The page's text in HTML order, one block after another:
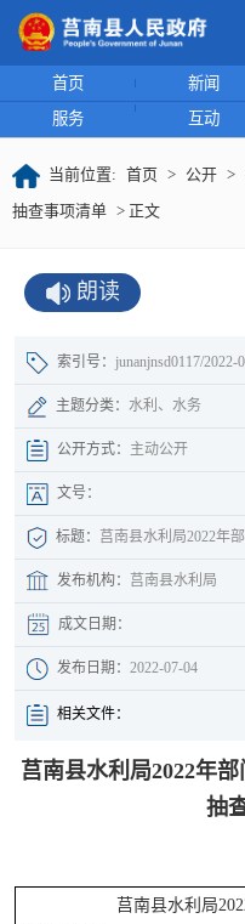
首页 新闻
服务
互动
当前位置: 首页 > 公开 >
抽查事项清单 > 正文
朗读
索引号： junanjnsd0117/2022-
主题分类： 水利、水务
公开方式： 主动公开
文号：
标题： 莒南县水利局2022年
发布机构： 莒南县水利局
成文日期：
发布日期： 2022-07-04
相关文件：
莒南县水利局2022年
抽
莒南县水利局2022年